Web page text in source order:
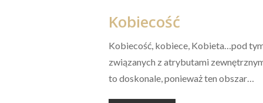
Kobiecość
Kobiecość, kobiece, Kobieta…pod
związanych z atrybutami
to doskonale, ponieważ ten obszar…